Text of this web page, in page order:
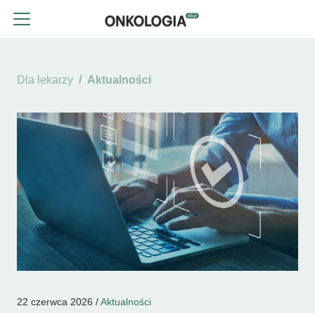
Dla lekarzy Aktualności
22 czerwca 2026 /Aktualności